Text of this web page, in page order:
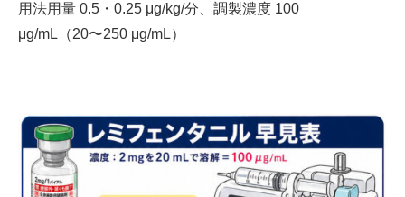
用法用量 0.5・0.25 μg/kg/分、調製濃度 100
μg/mL（20〜250 μg/mL）